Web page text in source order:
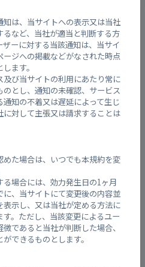
知は、当サイトへの表示又は当社
など、当社が適当と判断する方
ーに対する当該通知は、当サイ
ージへの掲載などがなされた時点
ます。
及び当サイトの利用にあたり常に
とし、通知の未確認、サービス
知の不着又は遅延によって生じ
に対して主張又は請求することは
めた場合は、いつでも本規約を変
場合には、効力発生日の1ヶ月
、当サイトにて変更後の内容並
表示し、又は当社が定める方法に
。ただし、当該変更によるユー
であると当社が判断した場合、
できるものとします。
) 観測所